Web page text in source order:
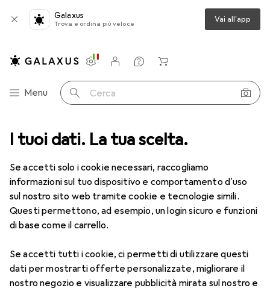
I tuoi dati. La tua scelta.
Se accetti solo i cookie necessari, raccogliamo
informazioni sul tuo dispositivo e comportamento d'uso
sul nostro sito web tramite cookie e tecnologie simili.
Questi permettono, ad esempio, un login sicuro e funzioni
di base come il carrello.
Se accetti tutti i cookie, ci permetti di utilizzare questi
dati per mostrarti offerte personalizzate, migliorare il
nostro negozio e visualizzare pubblicità mirata sul nostro e
Galaxus
Trova e ordina più veloce Vai all'app
Categoria Navigazione
Menu Cerca
Impostazioni
Conto cliente
Liste di confronto
Liste dei desideri
Carrello
le categorie IT + Multimedia Rete
Telecamera di rete
Prodotti Forum